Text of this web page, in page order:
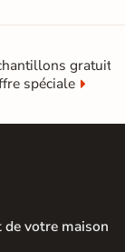
gratuit
spéciale
de votre maison